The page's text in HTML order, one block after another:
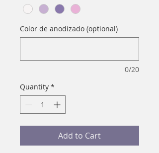
Color de anodizado (optional)
0/20
Quantity *
Add to Cart